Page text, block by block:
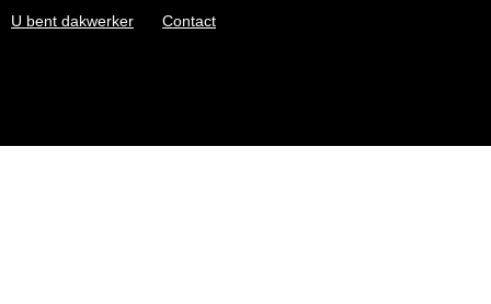
U bent dakwerker
Contact